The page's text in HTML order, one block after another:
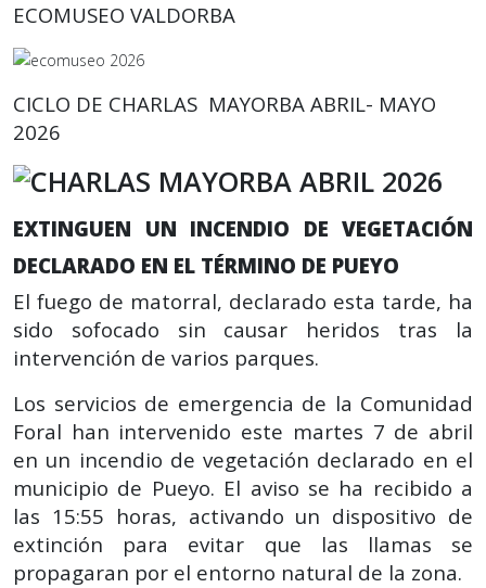
ECOMUSEO VALDORBA
CICLO DE CHARLAS MAYORBA ABRIL- MAYO
2026
EXTINGUEN UN INCENDIO DE VEGETACIÓN
DECLARADO EN EL TÉRMINO DE PUEYO
El fuego de matorral, declarado esta tarde, ha
sido sofocado sin causar heridos tras la
intervención de varios parques.
Los servicios de emergencia de la Comunidad
Foral han intervenido este martes 7 de abril
en un incendio de vegetación declarado en el
municipio de Pueyo. El aviso se ha recibido a
las 15:55 horas, activando un dispositivo de
extinción para evitar que las llamas se
propagaran por el entorno natural de la zona.